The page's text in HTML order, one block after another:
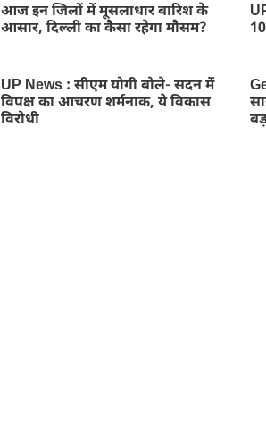
आज इन जिलों में मूसलाधार बारिश के
आसार, दिल्ली का कैसा रहेगा मौसम?
UP News : सीएम योगी बोले- सदन में
विपक्ष का आचरण शर्मनाक, ये विकास
विरोधी